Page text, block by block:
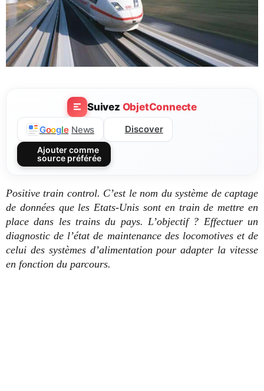
Suivez ObjetConnecte
Google News Discover
Ajouter comme
source préférée
Positive train control. C’est le nom du système de captage
de données que les Etats-Unis sont en train de mettre en
place dans les trains du pays. L’objectif ? Effectuer un
diagnostic de l’état de maintenance des locomotives et de
celui des systèmes d’alimentation pour adapter la vitesse
en fonction du parcours.